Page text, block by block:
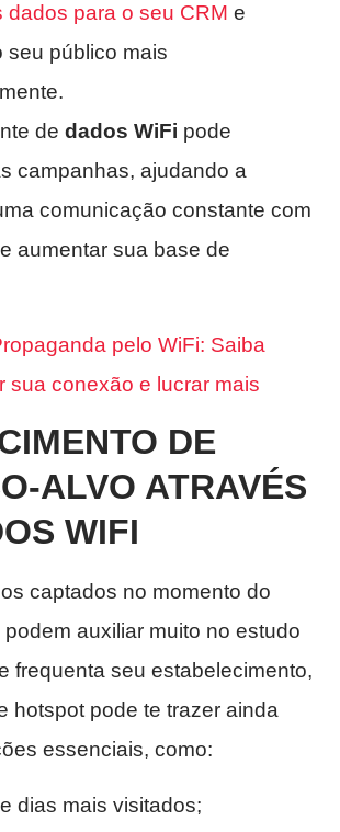
dados para o seu CRM e
seu público mais
de dados WiFi pode
campanhas, ajudando a
comunicação constante com
aumentar sua base de
pelo WiFi: Saiba
sua conexão e lucrar mais
DE
ALVO ATRAVÉS
WIFI
captados no momento do
auxiliar muito no estudo
frequenta seu estabelecimento,
hotspot pode te trazer ainda
essenciais, como:
dias mais visitados;